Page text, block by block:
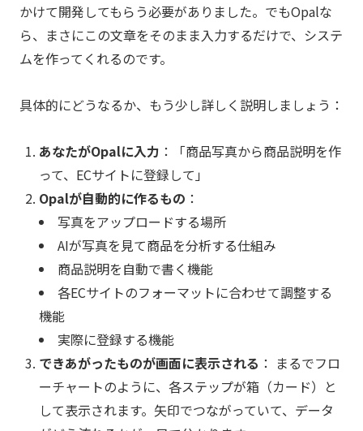
かけて開発してもらう必要がありました。でもOpalな
ら、まさにこの文章をそのまま入力するだけで、システ
ムを作ってくれるのです。
具体的にどうなるか、もう少し詳しく説明しましょう：
あなたがOpalに入力 ：「商品写真から商品説明を作
って、ECサイトに登録して」
Opalが自動的に作るもの ：
写真をアップロードする場所
AIが写真を見て商品を分析する仕組み
商品説明を自動で書く機能
各ECサイトのフォーマットに合わせて調整する
機能
実際に登録する機能
できあがったものが画面に表示される ： まるでフロ
ーチャートのように、各ステップが箱（カード）と
して表示されます。矢印でつながっていて、データ